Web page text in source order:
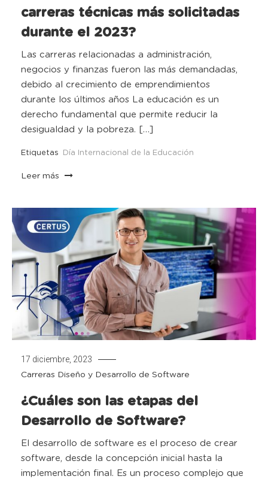
carreras técnicas más solicitadas
durante el 2023?
Las carreras relacionadas a administración,
negocios y finanzas fueron las más demandadas,
debido al crecimiento de emprendimientos
durante los últimos años La educación es un
derecho fundamental que permite reducir la
desigualdad y la pobreza. […]
Etiquetas Día Internacional de la Educación
Leer más
17 diciembre, 2023
Carreras Diseño y Desarrollo de Software
¿Cuáles son las etapas del
Desarrollo de Software?
El desarrollo de software es el proceso de crear
software, desde la concepción inicial hasta la
implementación final. Es un proceso complejo que